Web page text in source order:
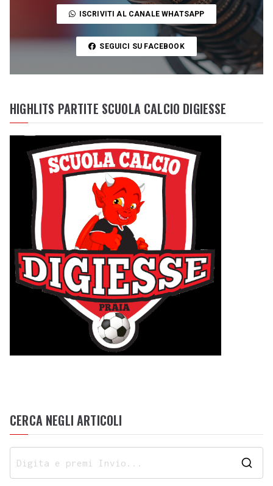
ISCRIVITI AL CANALE WHATSAPP
SEGUICI SU FACEBOOK
HIGHLITS PARTITE SCUOLA CALCIO DIGIESSE
CERCA NEGLI ARTICOLI